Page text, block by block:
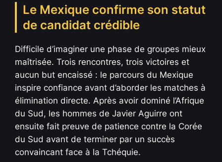
Le Mexique confirme son statut
de candidat crédible
Difficile d’imaginer une phase de groupes mieux
maîtrisée. Trois rencontres, trois victoires et
aucun but encaissé : le parcours du Mexique
inspire confiance avant d’aborder les matches à
élimination directe. Après avoir dominé l’Afrique
du Sud, les hommes de Javier Aguirre ont
ensuite fait preuve de patience contre la Corée
du Sud avant de terminer par un succès
convaincant face à la Tchéquie.